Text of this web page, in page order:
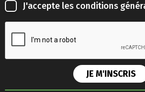
J'accepte les conditions